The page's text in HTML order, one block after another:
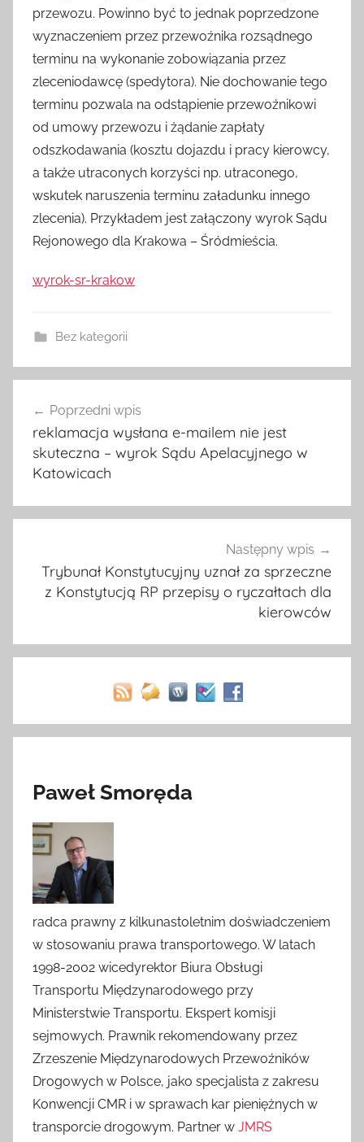
przewozu. Powinno być to jednak poprzedzone
wyznaczeniem przez przewoźnika rozsądnego
terminu na wykonanie zobowiązania przez
zleceniodawcę (spedytora). Nie dochowanie tego
terminu pozwala na odstąpienie przewoźnikowi
od umowy przewozu i żądanie zapłaty
odszkodawania (kosztu dojazdu i pracy kierowcy,
a także utraconych korzyści np. utraconego,
wskutek naruszenia terminu załadunku innego
zlecenia). Przykładem jest załączony wyrok Sądu
Rejonowego dla Krakowa – Śródmieścia.
wyrok-sr-krakow
Bez kategorii
wpisu
Poprzedni wpis
reklamacja wysłana e-mailem nie jest
skuteczna – wyrok Sądu Apelacyjnego w
Katowicach
Następny wpis
Trybunał Konstytucyjny uznał za sprzeczne
z Konstytucją RP przepisy o ryczałtach dla
kierowców
Paweł Smoręda
radca prawny z kilkunastoletnim doświadczeniem
w stosowaniu prawa transportowego. W latach
1998-2002 wicedyrektor Biura Obsługi
Transportu Międzynarodowego przy
Ministerstwie Transportu. Ekspert komisji
sejmowych. Prawnik rekomendowany przez
Zrzeszenie Międzynarodowych Przewoźników
Drogowych w Polsce, jako specjalista z zakresu
Konwencji CMR i w sprawach kar pieniężnych w
transporcie drogowym. Partner w JMRS